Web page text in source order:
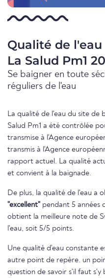
Qualité de
La Salud Pm1
Se baigner en toute
réguliers de l'eau
La qualité de l'eau du site de
Salud Pm1 a été contrôlée
transmise à l'Agence
transmis à l'Agence
rapport actuel. La qualité
et convient à la baignade.
De plus, la qualité de l'eau a
"excellent" pendant 5 années
obtient la meilleure note de
l'eau, soit 5/5 points.
Une qualité d'eau constante
autre point de repère. un
question de savoir s'il faut s'y